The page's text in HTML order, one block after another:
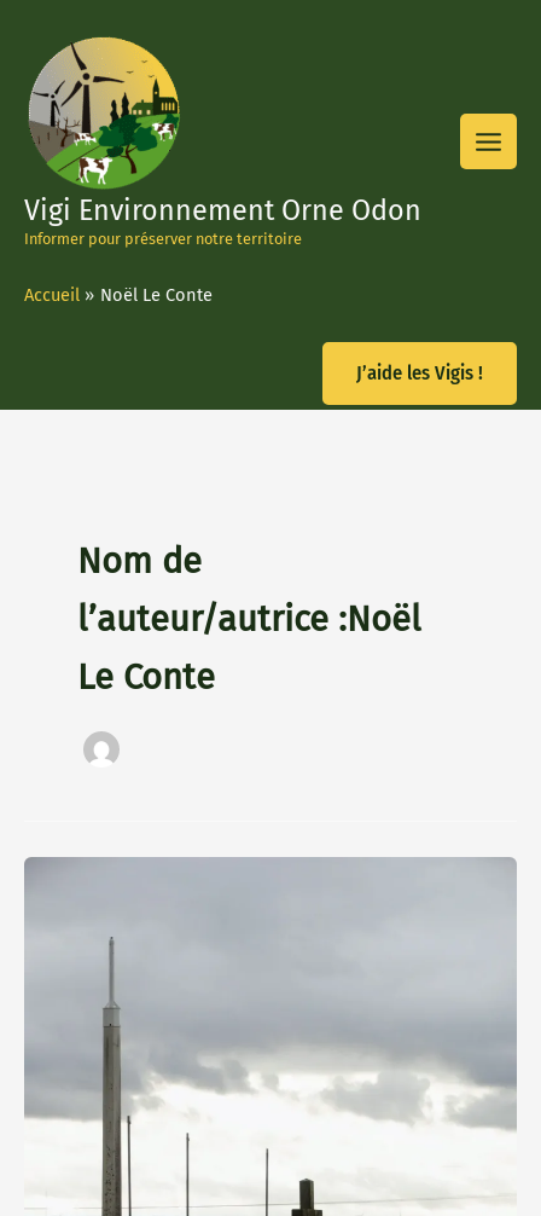
contenu
Vigi Environnement Orne Odon
Informer pour préserver notre territoire
Accueil Noël Le Conte
J’aide les Vigis !
Nom de
l’auteur/autrice :Noël
Le Conte